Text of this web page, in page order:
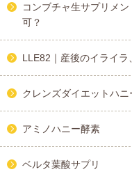
コンブチャ生サプリメ
可？
LLE82｜産後のイライラ
クレンズダイエットハ
アミノハニー酵素
ベルタ葉酸サプリ